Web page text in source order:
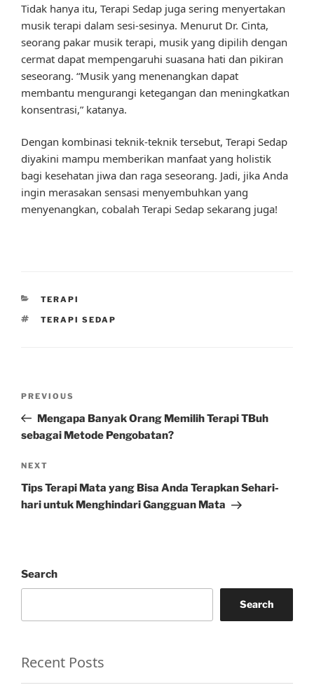
Tidak hanya itu, Terapi Sedap juga sering menyertakan
musik terapi dalam sesi-sesinya. Menurut Dr. Cinta,
seorang pakar musik terapi, musik yang dipilih dengan
cermat dapat mempengaruhi suasana hati dan pikiran
seseorang. “Musik yang menenangkan dapat
membantu mengurangi ketegangan dan meningkatkan
konsentrasi,” katanya.
Dengan kombinasi teknik-teknik tersebut, Terapi Sedap
diyakini mampu memberikan manfaat yang holistik
bagi kesehatan jiwa dan raga seseorang. Jadi, jika Anda
ingin merasakan sensasi menyembuhkan yang
menyenangkan, cobalah Terapi Sedap sekarang juga!
CATEGORIES
TERAPI
TAGS
TERAPI SEDAP
Previous
Post
PREVIOUS
Mengapa Banyak Orang Memilih Terapi TBuh
sebagai Metode Pengobatan?
Next
Post
NEXT
Tips Terapi Mata yang Bisa Anda Terapkan Sehari-
hari untuk Menghindari Gangguan Mata
Search
Search
Recent Posts